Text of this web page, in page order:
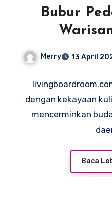
Bubur
Merry 13 April
dengan kekayaan
mencerminkan
Baca